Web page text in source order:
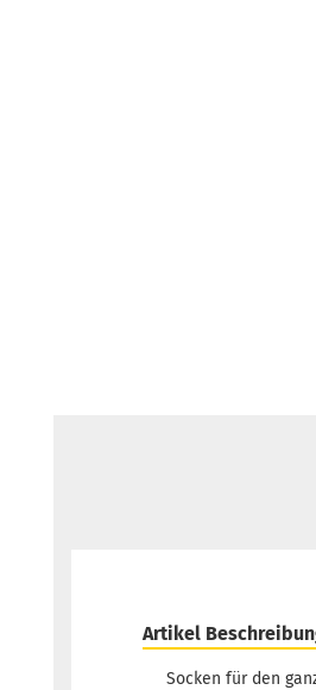
Artikel
Socken für den